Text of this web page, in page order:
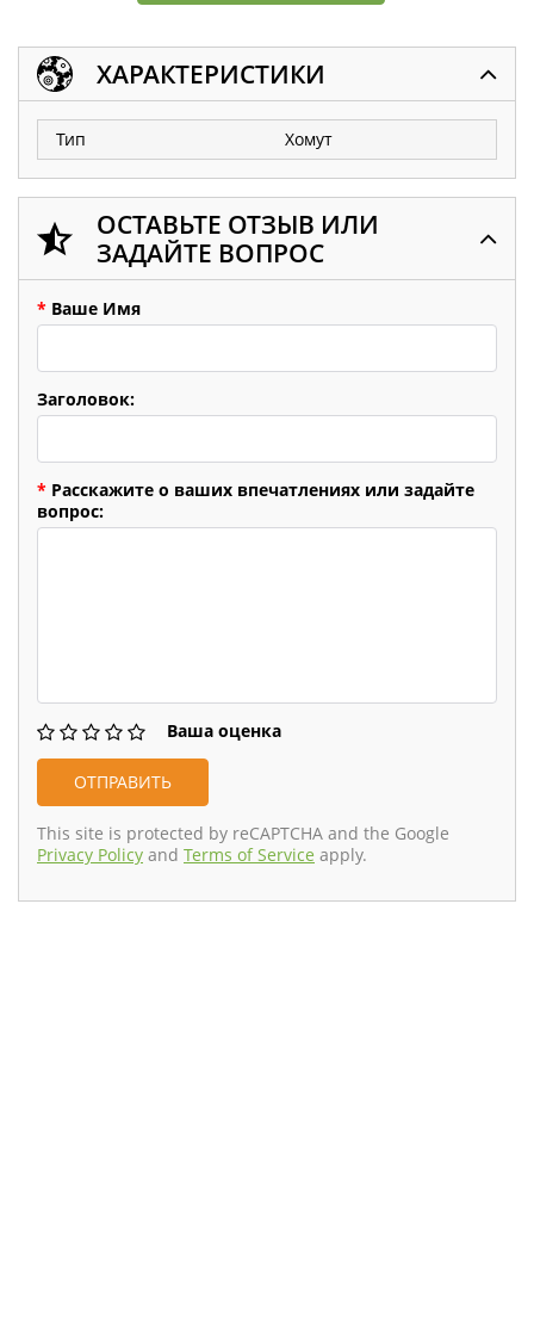
ХАРАКТЕРИСТИКИ
Тип Хомут
ОСТАВЬТЕ ОТЗЫВ ИЛИ
ЗАДАЙТЕ ВОПРОС
* Ваше Имя
Заголовок:
* Расскажите о ваших впечатлениях или задайте
вопрос:
Ваша оценка
This site is protected by reCAPTCHA and the Google
Privacy Policy and Terms of Service apply.